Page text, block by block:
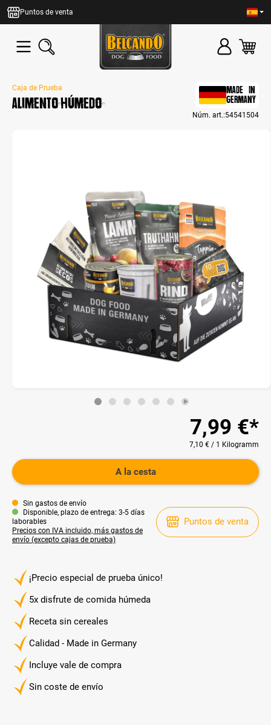
principal
Puntos de venta
Caja de Prueba
Alimento húmedo
MADE IN
GERMANY
Núm. art.:54541504
¡Precio especial de prueba único!
5x disfrute de comida húmeda
Receta sin cereales
Calidad - Made in Germany
Incluye vale de compra
Sin coste de envío
7,99 €*
7,10 € / 1 Kilogramm
A la cesta
Sin gastos de envío
Disponible, plazo de entrega: 3-5 días
laborables
Precios con IVA incluido, más gastos de
envío (excepto cajas de prueba)
Puntos de venta